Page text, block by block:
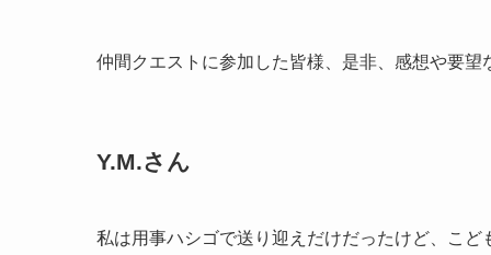
仲間クエストに参加した皆様、是非、感想や要望
Y.M.さん
私は用事ハシゴで送り迎えだけだったけど、こ